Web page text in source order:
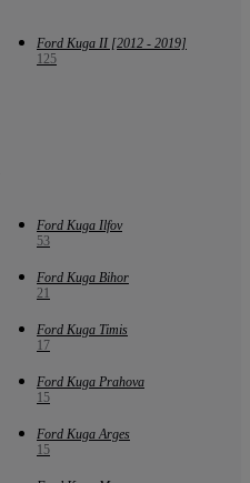
Ford Kuga II [2012 - 2019]
125
Ford Kuga Ilfov
53
Ford Kuga Bihor
21
Ford Kuga Timis
17
Ford Kuga Prahova
15
Ford Kuga Arges
15